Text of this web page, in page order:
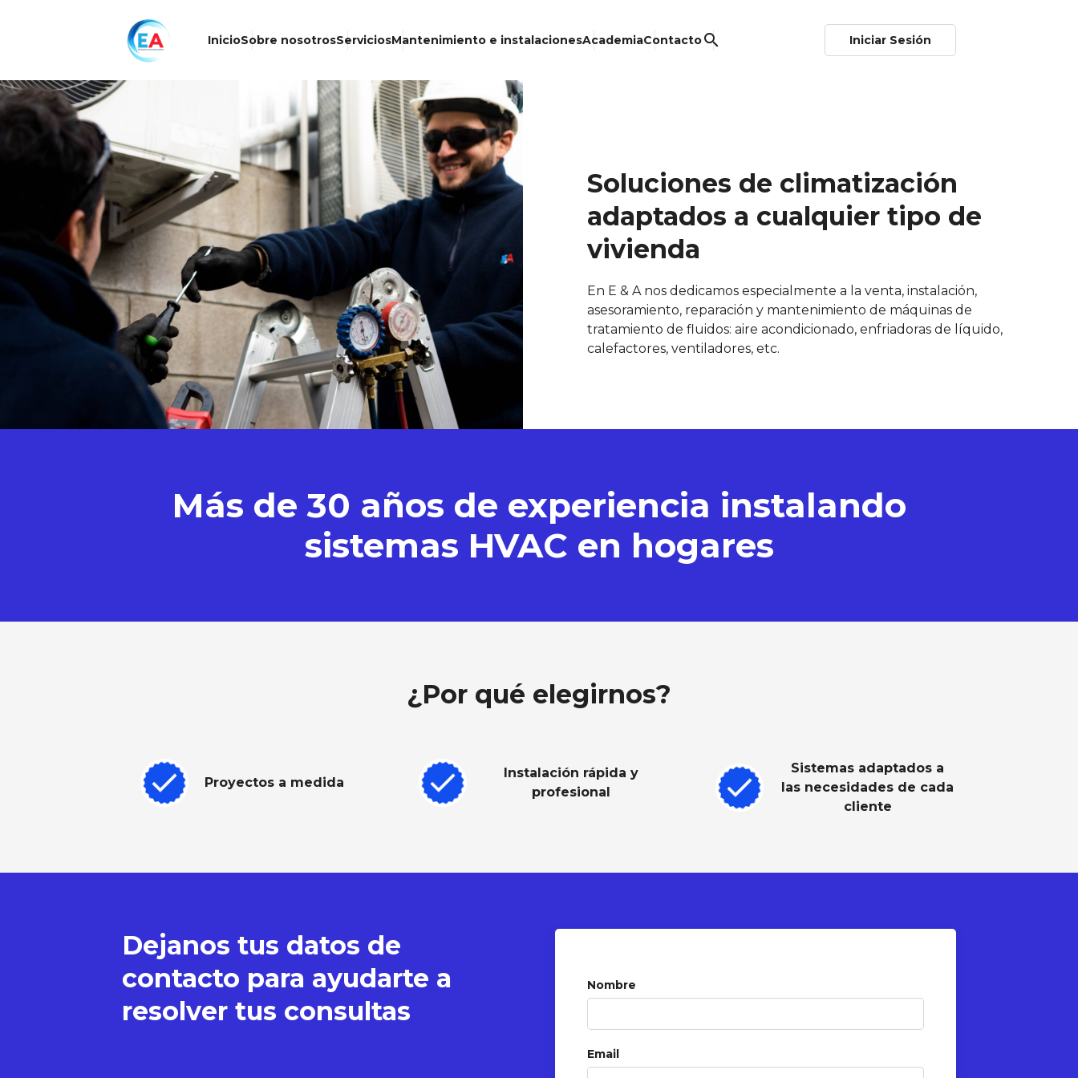
InicioSobre nosotrosServiciosMantenimiento e instalacionesAcademiaContactosearch Iniciar Sesión
Soluciones de climatización
adaptados a cualquier tipo de
vivienda
En E & A nos dedicamos especialmente a la venta, instalación,
asesoramiento, reparación y mantenimiento de máquinas de
tratamiento de fluidos: aire acondicionado, enfriadoras de líquido,
calefactores, ventiladores, etc.
Más de 30 años de experiencia instalando
sistemas HVAC en hogares
¿Por qué elegirnos?
Proyectos a medida
Instalación rápida y
profesional
Sistemas adaptados a
las necesidades de cada
cliente
Dejanos tus datos de
contacto para ayudarte a
resolver tus consultas
Nombre
Email